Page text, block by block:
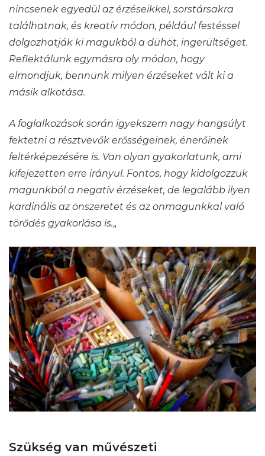
nincsenek egyedül az érzéseikkel, sorstársakra
találhatnak, és kreatív módon, például festéssel
dolgozhatják ki magukból a dühöt, ingerültséget.
Reflektálunk egymásra oly módon, hogy
elmondjuk, bennünk milyen érzéseket vált ki a
másik alkotása.
A foglalkozások során igyekszem nagy hangsúlyt
fektetni a résztvevők erősségeinek, énerőinek
feltérképezésére is. Van olyan gyakorlatunk, ami
kifejezetten erre irányul. Fontos, hogy kidolgozzuk
magunkból a negatív érzéseket, de legalább ilyen
kardinális az önszeretet és az önmagunkkal való
törődés gyakorlása is.„
Szükség van művészeti